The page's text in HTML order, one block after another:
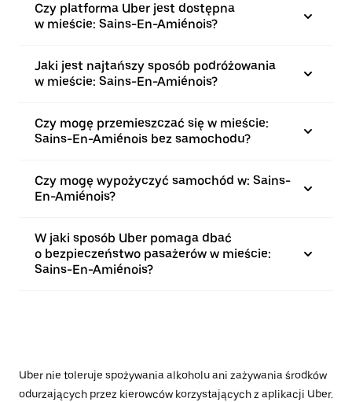
Czy platforma Uber jest dostępna
w mieście: Sains-En-Amiénois?
Jaki jest najtańszy sposób podróżowania
w mieście: Sains-En-Amiénois?
Czy mogę przemieszczać się w mieście:
Sains-En-Amiénois bez samochodu?
Czy mogę wypożyczyć samochód w: Sains-
En-Amiénois?
W jaki sposób Uber pomaga dbać
o bezpieczeństwo pasażerów w mieście:
Sains-En-Amiénois?
Uber nie toleruje spożywania alkoholu ani zażywania środków
odurzających przez kierowców korzystających z aplikacji Uber.